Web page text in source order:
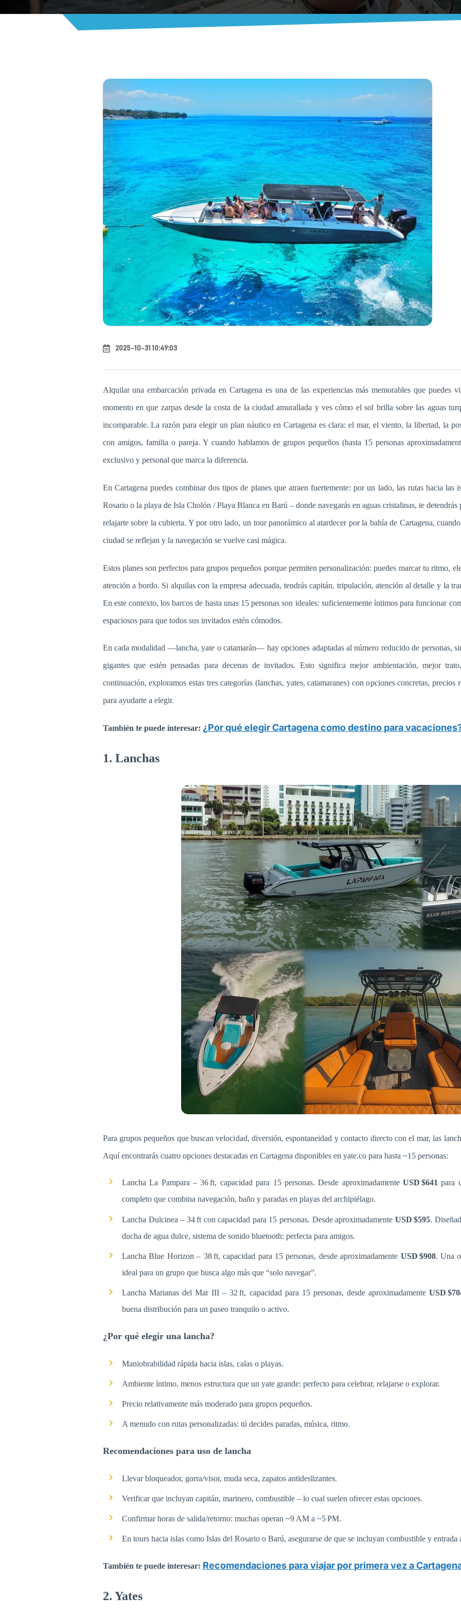
2025-10-31 10:49:03
Alquilar una embarcación privada en Cartagena es una de las experiencias más memorables que puedes
momento en que zarpas desde la costa de la ciudad amurallada y ves cómo el sol brilla sobre las aguas
incomparable. La razón para elegir un plan náutico en Cartagena es clara: el mar, el viento, la libertad, la
con amigos, familia o pareja. Y cuando hablamos de grupos pequeños (hasta 15 personas
exclusivo y personal que marca la diferencia.
En Cartagena puedes combinar dos tipos de planes que atraen fuertemente: por un lado, las rutas hacia
Rosario o la playa de Isla Cholón / Playa Blanca en Barú – donde navegarás en aguas cristalinas, te detendrás
relajarte sobre la cubierta. Y por otro lado, un tour panorámico al atardecer por la bahía de Cartagena,
ciudad se reflejan y la navegación se vuelve casi mágica.
Estos planes son perfectos para grupos pequeños porque permiten personalización: puedes marcar tu ritmo,
atención a bordo. Si alquilas con la empresa adecuada, tendrás capitán, tripulación, atención al detalle y la
En este contexto, los barcos de hasta unas 15 personas son ideales: suficientemente íntimos para funcionar
espaciosos para que todos sus invitados estén cómodos.
En cada modalidad —lancha, yate o catamarán— hay opciones adaptadas al número reducido de personas,
gigantes que estén pensadas para decenas de invitados. Esto significa mejor ambientación, mejor
continuación, exploramos estas tres categorías (lanchas, yates, catamaranes) con opciones concretas, precios
para ayudarte a elegir.
También te puede interesar: ¿Por qué elegir Cartagena como destino para
1. Lanchas
Para grupos pequeños que buscan velocidad, diversión, espontaneidad y contacto directo con el mar, las
Aquí encontrarás cuatro opciones destacadas en Cartagena disponibles en yate.co para hasta ~15 personas:
Lancha La Pampara – 36 ft, capacidad para 15 personas. Desde aproximadamente USD $641 para
completo que combina navegación, baño y paradas en playas del archipiélago.
Lancha Dulcinea – 34 ft con capacidad para 15 personas. Desde aproximadamente USD $595.
ducha de agua dulce, sistema de sonido bluetooth: perfecta para amigos.
Lancha Blue Horizon – 38 ft, capacidad para 15 personas, desde aproximadamente USD $908. Una
ideal para un grupo que busca algo más que “solo navegar”.
Lancha Marianas del Mar III – 32 ft, capacidad para 15 personas, desde aproximadamenteUSD
buena distribución para un paseo tranquilo o activo.
¿Por qué elegir una lancha?
Maniobrabilidad rápida hacia islas, calas o playas.
Ambiente íntimo, menos estructura que un yate grande: perfecto para celebrar, relajarse o explorar.
Precio relativamente más moderado para grupos pequeños.
A menudo con rutas personalizadas: tú decides paradas, música, ritmo.
Recomendaciones para uso de lancha
Llevar bloqueador, gorra/visor, muda seca, zapatos antideslizantes.
Verificar que incluyan capitán, marinero, combustible – lo cual suelen ofrecer estas opciones.
Confirmar horas de salida/retorno: muchas operan ~9 AM a ~5 PM.
En tours hacia islas como Islas del Rosario o Barú, asegurarse de que se incluyan combustible y
También te puede interesar: Recomendaciones para viajar por primera vez a
2. Yates